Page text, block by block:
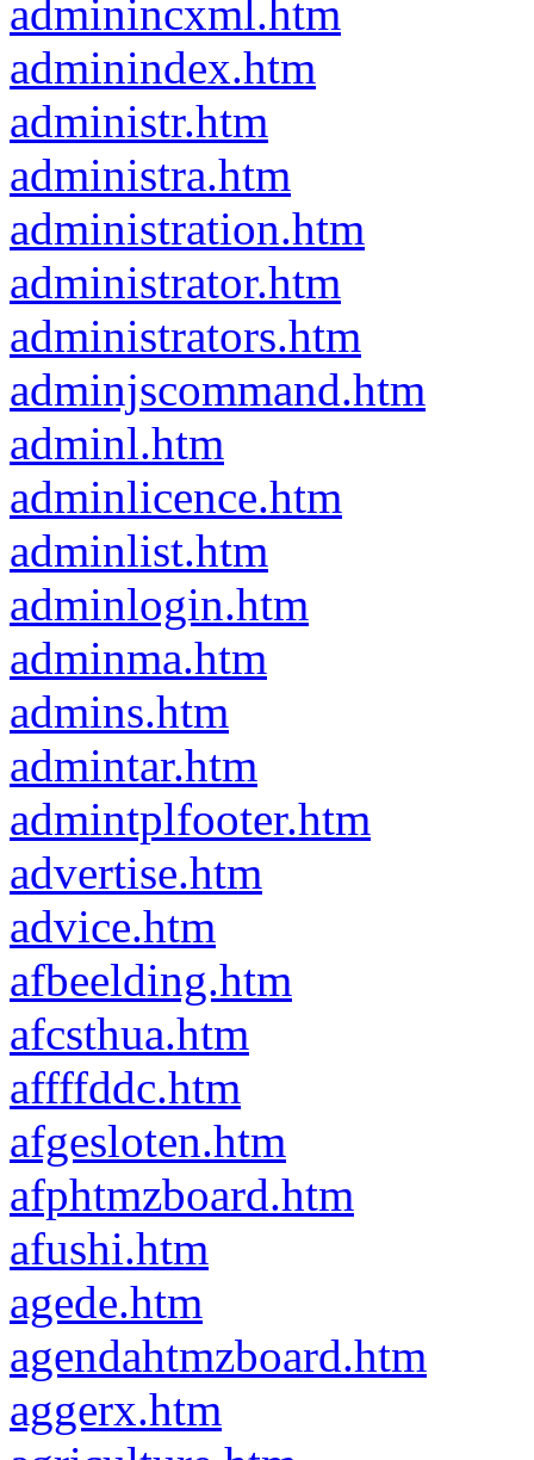
adminincxml.htm
adminindex.htm
administr.htm
administra.htm
administration.htm
administrator.htm
administrators.htm
adminjscommand.htm
adminl.htm
adminlicence.htm
adminlist.htm
adminlogin.htm
adminma.htm
admins.htm
admintar.htm
admintplfooter.htm
advertise.htm
advice.htm
afbeelding.htm
afcsthua.htm
affffddc.htm
afgesloten.htm
afphtmzboard.htm
afushi.htm
agede.htm
agendahtmzboard.htm
aggerx.htm